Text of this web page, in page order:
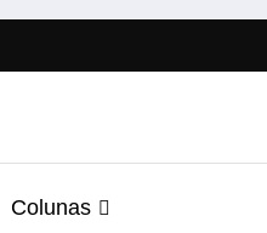
Colunas